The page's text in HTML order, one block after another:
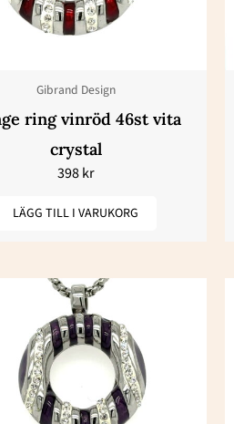
Gibrand Design
ring vinröd 46st vita
crystal
398kr
LÄGG TILL I VARUKORG